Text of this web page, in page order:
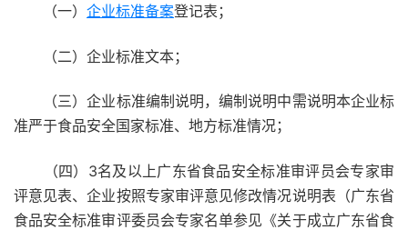
（一） 企业标准备案登记表；
（二）企业标准文本；
（三）企业标准编制说明，编制说明中需说明本企业标
准严于食品安全国家标准、地方标准情况；
（四）3名及以上广东省食品安全标准审评员会专家审
评意见表、企业按照专家审评意见修改情况说明表（广东省
食品安全标准审评委员会专家名单参见《关于成立广东省食